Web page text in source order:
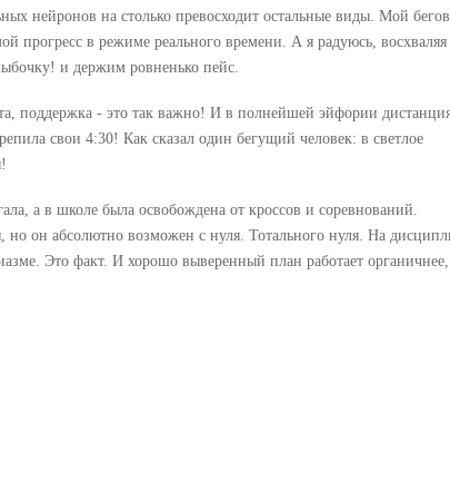
нейронов на столько превосходит остальные виды. Мой
прогресс в режиме реального времени. А я радуюсь, восхваляя
и держим ровненько пейс.
поддержка - это так важно! И в полнейшей эйфории
свои 4:30! Как сказал один бегущий человек: в светлое
а в школе была освобождена от кроссов и соревнований.
но он абсолютно возможен с нуля. Тотального нуля. На
Это факт. И хорошо выверенный план работает органичнее,